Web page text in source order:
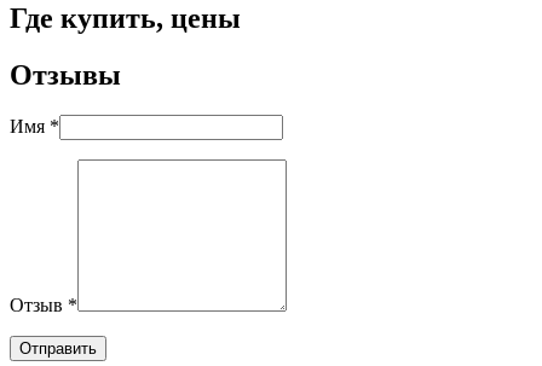
Где купить, цены
Отзывы
Имя *
Отзыв *